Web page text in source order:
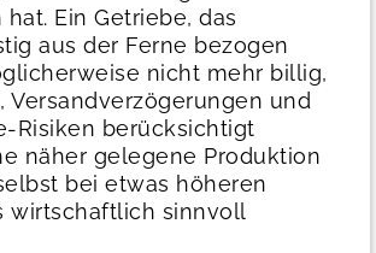
Ein Getriebe, das
aus der Ferne bezogen
nicht mehr billig,
Versandverzögerungen und
Risiken berücksichtigt
näher gelegene Produktion
bei etwas höheren
wirtschaftlich sinnvoll